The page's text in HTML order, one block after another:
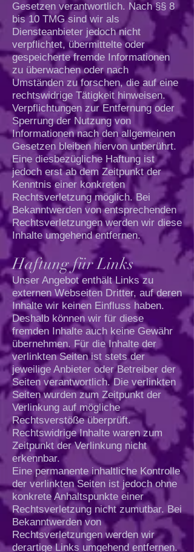
Gesetzen verantwortlich. Nach §§ 8
bis 10 TMG sind wir als
Diensteanbieter jedoch nicht
verpflichtet, übermittelte oder
gespeicherte fremde Informationen
zu überwachen oder nach
Umständen zu forschen, die auf eine
rechtswidrige Tätigkeit hinweisen.
Verpflichtungen zur Entfernung oder
Sperrung der Nutzung von
Informationen nach den allgemeinen
Gesetzen bleiben hiervon unberührt.
Eine diesbezügliche Haftung ist
jedoch erst ab dem Zeitpunkt der
Kenntnis einer konkreten
Rechtsverletzung möglich. Bei
Bekanntwerden von entsprechenden
Rechtsverletzungen werden wir diese
Inhalte umgehend entfernen.
Haftung für Links
Unser Angebot enthält Links zu
externen Webseiten Dritter, auf deren
Inhalte wir keinen Einfluss haben.
Deshalb können wir für diese
fremden Inhalte auch keine Gewähr
übernehmen. Für die Inhalte der
verlinkten Seiten ist stets der
jeweilige Anbieter oder Betreiber der
Seiten verantwortlich. Die verlinkten
Seiten wurden zum Zeitpunkt der
Verlinkung auf mögliche
Rechtsverstöße überprüft.
Rechtswidrige Inhalte waren zum
Zeitpunkt der Verlinkung nicht
erkennbar.
Eine permanente inhaltliche Kontrolle
der verlinkten Seiten ist jedoch ohne
konkrete Anhaltspunkte einer
Rechtsverletzung nicht zumutbar. Bei
Bekanntwerden von
Rechtsverletzungen werden wir
derartige Links umgehend entfernen.